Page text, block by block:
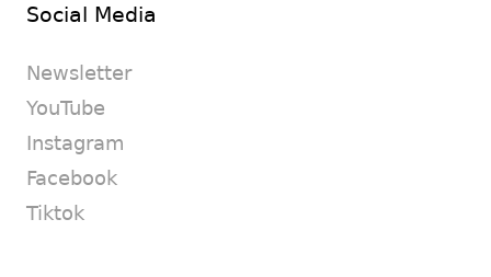
Social Media
Newsletter
YouTube
Instagram
Facebook
Tiktok